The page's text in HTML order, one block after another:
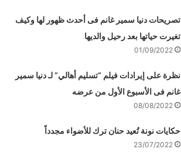
تصريحات دنيا سمير غانم فى أحدث ظهور لها وكيف
تغيرت حياتها بعد رحيل والديها
01/09/2022
نظرة على إيرادات فيلم “تسليم أهالي” لـ دنيا سمير
غانم فى الأسبوع الأول من عرضه
08/08/2022
حكايات نونة تُعيد حنان ترك للأضواء مجدداً
23/07/2022